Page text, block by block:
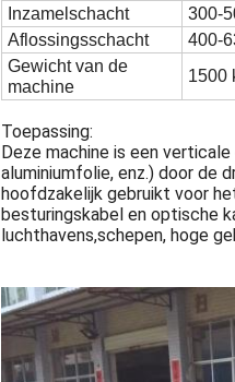
Inzamelschacht
300-
Aflossingsschacht
400-
Gewicht van de
machine
1500
Toepassing:
Deze machine is een
aluminiumfolie, enz.) door de
hoofdzakelijk gebruikt voor
besturingskabel en optische
luchthavens,schepen, hoge